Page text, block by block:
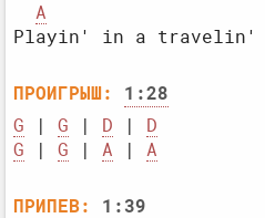
A
ПРОИГРЫШ:
1:28
G | G | D | D
G | G | A | A
ПРИПЕВ:
1:39